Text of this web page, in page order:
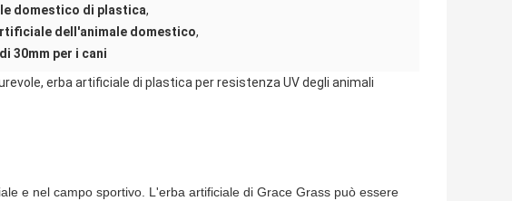
domestico di plastica,
dell'animale domestico,
30mm per i cani
erba artificiale di plastica per resistenza UV degli animali
e nel campo sportivo. L'erba artificiale di Grace Grass può essere